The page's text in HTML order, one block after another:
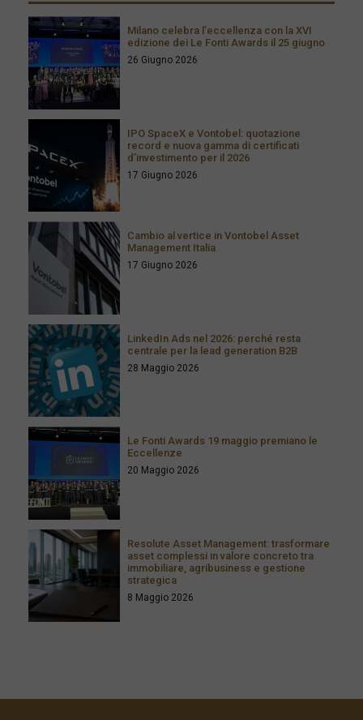
Milano celebra l’eccellenza con la XVI
edizione dei Le Fonti Awards il 25 giugno
26 Giugno 2026
IPO SpaceX e Vontobel: quotazione
record e nuova gamma di certificati
d’investimento per il 2026
17 Giugno 2026
Cambio al vertice in Vontobel Asset
Management Italia
17 Giugno 2026
LinkedIn Ads nel 2026: perché resta
centrale per la lead generation B2B
28 Maggio 2026
Le Fonti Awards 19 maggio premiano le
Eccellenze
20 Maggio 2026
Resolute Asset Management: trasformare
asset complessi in valore concreto tra
immobiliare, agribusiness e gestione
strategica
8 Maggio 2026